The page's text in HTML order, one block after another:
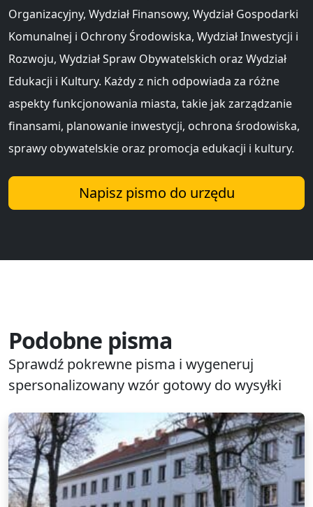
Organizacyjny, Wydział Finansowy, Wydział Gospodarki
Komunalnej i Ochrony Środowiska, Wydział Inwestycji i
Rozwoju, Wydział Spraw Obywatelskich oraz Wydział
Edukacji i Kultury. Każdy z nich odpowiada za różne
aspekty funkcjonowania miasta, takie jak zarządzanie
finansami, planowanie inwestycji, ochrona środowiska,
sprawy obywatelskie oraz promocja edukacji i kultury.
Napisz pismo do urzędu
Podobne pisma
Sprawdź pokrewne pisma i wygeneruj
spersonalizowany wzór gotowy do wysyłki